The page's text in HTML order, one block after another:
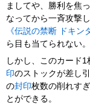
ましてや、勝利を焦
なってから一斉攻撃
《伝説の禁断 ドキン
ら目も当てられない。
しかし、このカード
印のストックが差し
の封印枚数の削れす
とができる。